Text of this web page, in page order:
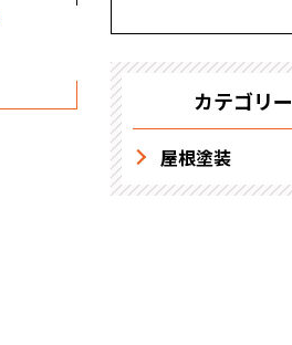
カテゴリー
屋根塗装